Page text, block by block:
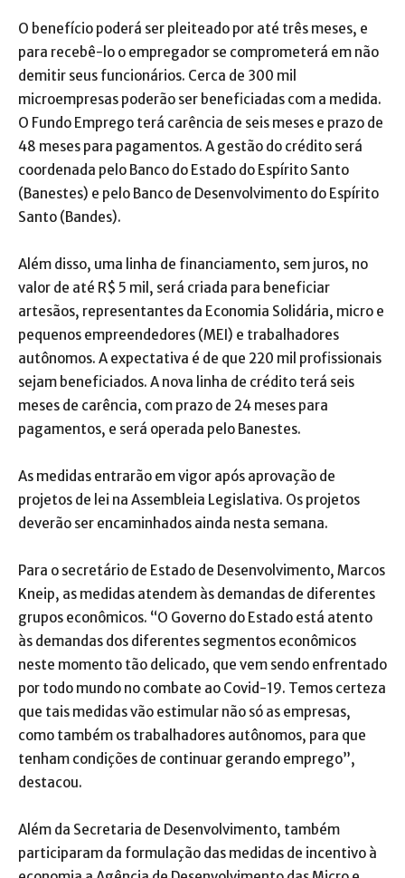
O benefício poderá ser pleiteado por até três meses, e
para recebê-lo o empregador se comprometerá em não
demitir seus funcionários. Cerca de 300 mil
microempresas poderão ser beneficiadas com a medida.
O Fundo Emprego terá carência de seis meses e prazo de
48 meses para pagamentos. A gestão do crédito será
coordenada pelo Banco do Estado do Espírito Santo
(Banestes) e pelo Banco de Desenvolvimento do Espírito
Santo (Bandes).
Além disso, uma linha de financiamento, sem juros, no
valor de até R$ 5 mil, será criada para beneficiar
artesãos, representantes da Economia Solidária, micro e
pequenos empreendedores (MEI) e trabalhadores
autônomos. A expectativa é de que 220 mil profissionais
sejam beneficiados. A nova linha de crédito terá seis
meses de carência, com prazo de 24 meses para
pagamentos, e será operada pelo Banestes.
As medidas entrarão em vigor após aprovação de
projetos de lei na Assembleia Legislativa. Os projetos
deverão ser encaminhados ainda nesta semana.
Para o secretário de Estado de Desenvolvimento, Marcos
Kneip, as medidas atendem às demandas de diferentes
grupos econômicos. “O Governo do Estado está atento
às demandas dos diferentes segmentos econômicos
neste momento tão delicado, que vem sendo enfrentado
por todo mundo no combate ao Covid-19. Temos certeza
que tais medidas vão estimular não só as empresas,
como também os trabalhadores autônomos, para que
tenham condições de continuar gerando emprego”,
destacou.
Além da Secretaria de Desenvolvimento, também
participaram da formulação das medidas de incentivo à